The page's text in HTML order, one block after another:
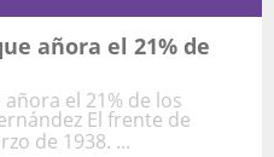
añora el 21% de
el 21% de los
El frente de
de 1938. ...